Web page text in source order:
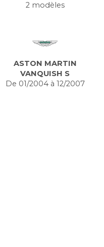
2 modèles
ASTON MARTIN
VANQUISH S
De 01/2004 à 12/2007